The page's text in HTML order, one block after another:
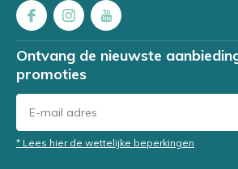
Ontvang de nieuwste
promoties
* Lees hier de wettelijke beperkingen